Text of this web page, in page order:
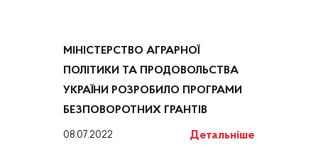
МІНІСТЕРСТВО АГРАРНОЇ
ПОЛІТИКИ ТА ПРОДОВОЛЬСТВА
УКРАЇНИ РОЗРОБИЛО ПРОГРАМИ
БЕЗПОВОРОТНИХ ГРАНТІВ
08.07.2022 Детальніше